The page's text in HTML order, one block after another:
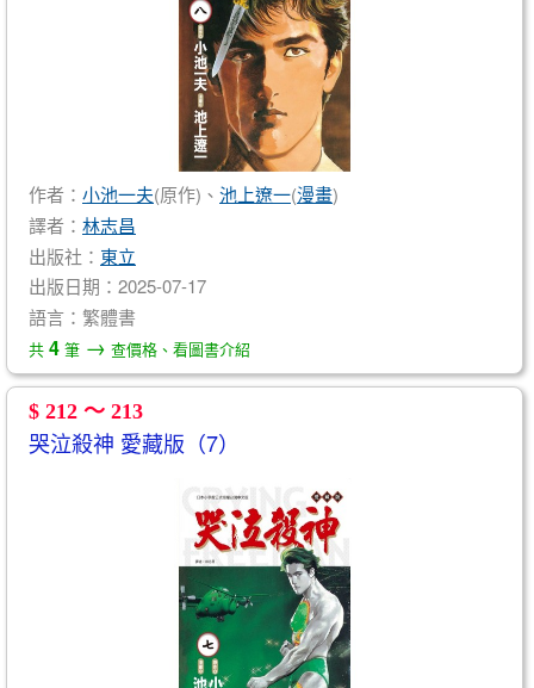
作者： 小池一夫(原作)、 池上遼一(漫畫)
譯者： 林志昌
出版社： 東立
出版日期：2025-07-17
語言：繁體書
共 4 筆 → 查價格、看圖書介紹
$ 212 ～ 213
哭泣殺神 愛藏版（7）